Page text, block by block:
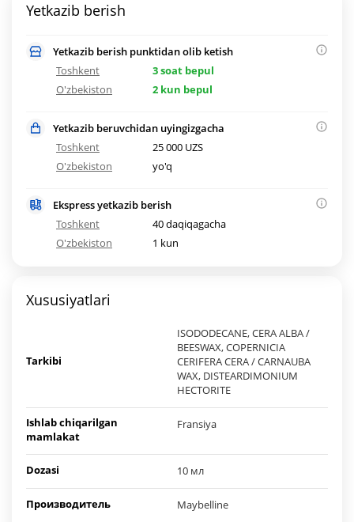
Yetkazib berish
Yetkazib berish punktidan olib ketish
Toshkent
3 soat bepul
O'zbekiston
2 kun bepul
Yetkazib beruvchidan uyingizgacha
Toshkent
25 000 UZS
O'zbekiston
yo'q
Ekspress yetkazib berish
Toshkent
40 daqiqagacha
O'zbekiston
1 kun
Xususiyatlari
Tarkibi
ISODODECANE, CERA ALBA /
BEESWAX, COPERNICIA
CERIFERA CERA / CARNAUBA
WAX, DISTEARDIMONIUM
HECTORITE
Ishlab chiqarilgan
mamlakat
Fransiya
Dozasi 10 мл
Производитель Maybelline